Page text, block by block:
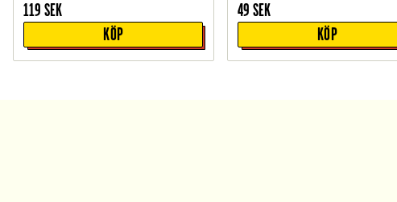
119 SEK
KÖP
49 SEK
KÖP